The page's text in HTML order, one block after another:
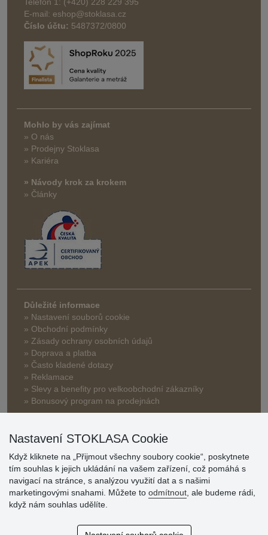
E-mail: eshop@stoklasa.cz
Číslo účtu: 5487372/0800
Mohlo by vás zajímat
» O nás
» Prodejny Stoklasa
» Kariéra
» Návody krok za krokem
» Články
Důležité informace
» Nastavení souborů cookie
» Obchodní podmínky
» Zásady ochrany osobních údajů
» Doprava a platba
» Často kladené dotazy
» Reklamace
» Slevy a benefity pro velkoobchodní zákazníky
» Bonusový program na prodejnách
Hodnocení
zákazníků
Nastavení STOKLASA Cookie
Když kliknete na „Přijmout všechny soubory cookie“, poskytnete
tím souhlas k jejich ukládání na vašem zařízení, což pomáhá s
navigací na stránce, s analýzou využití dat a s našimi
marketingovými snahami. Můžete to odmítnout , ale budeme rádi,
když nám souhlas udělíte.